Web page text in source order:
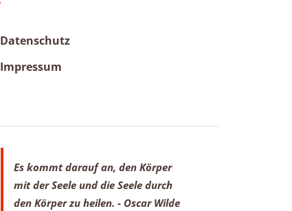
Datenschutz
Impressum
Es kommt darauf an, den Körper
mit der Seele und die Seele durch
den Körper zu heilen. - Oscar Wilde